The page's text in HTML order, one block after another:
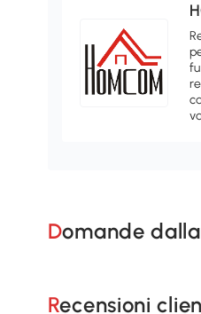
Domande
Recensioni